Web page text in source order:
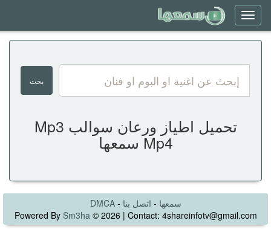
Toggle
navigation
تحميل اطياز ورعان سوالب Mp3
Mp4 سمعها
سمعها - اتصل بنا -
DMCA
Powered By Sm3ha© 2026 | Contact: 4shareinfotv@gmail.com